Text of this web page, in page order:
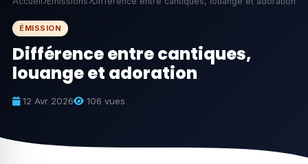
ÉMISSION
Différence entre cantiques,
louange et adoration
12 Avr 2026 106 vues